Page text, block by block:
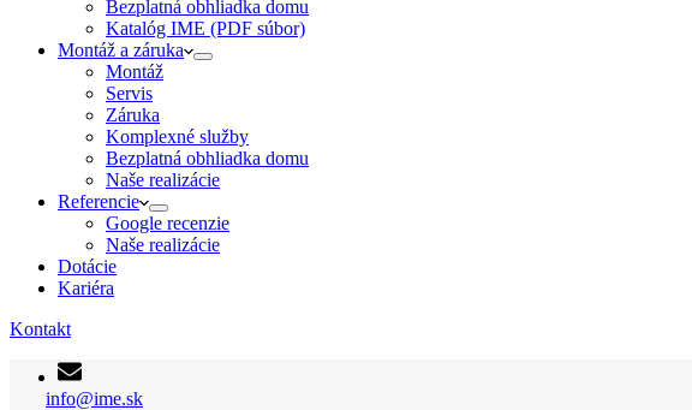
Bezplatná obhliadka domu
Katalóg IME (PDF súbor)
Montáž a záruka
Montáž
Servis
Záruka
Komplexné služby
Bezplatná obhliadka domu
Naše realizácie
Referencie
Google recenzie
Naše realizácie
Dotácie
Kariéra
Kontakt
info@ime.sk